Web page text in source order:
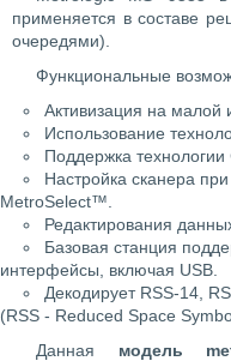
применяется в составе
очередями).
Функциональные
Активизация на малой
Использование
Поддержка
Настройка сканера
MetroSelect™.
Редактирования
Базовая станция
интерфейсы, включая USB.
Декодирует RSS-14,
(RSS - Reduced Space
Данная модель